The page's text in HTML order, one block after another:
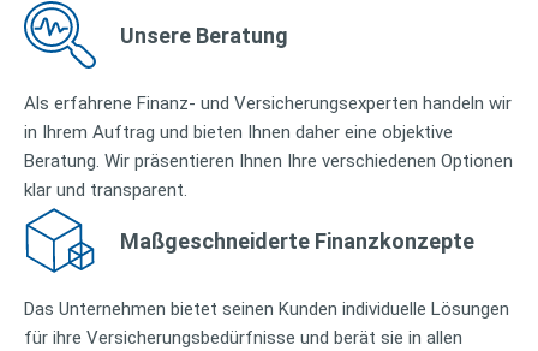
Unsere Beratung
Als erfahrene Finanz- und Versicherungsexperten handeln wir
in Ihrem Auftrag und bieten Ihnen daher eine objektive
Beratung. Wir präsentieren Ihnen Ihre verschiedenen Optionen
klar und transparent.
Maßgeschneiderte Finanzkonzepte
Das Unternehmen bietet seinen Kunden individuelle Lösungen
für ihre Versicherungsbedürfnisse und berät sie in allen